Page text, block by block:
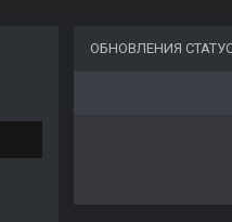
ОБНОВЛЕНИЯ